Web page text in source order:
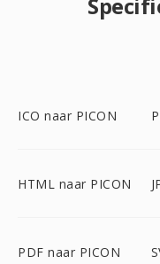
ICO naar PICON
HTML naar PICON
PDF naar PICON